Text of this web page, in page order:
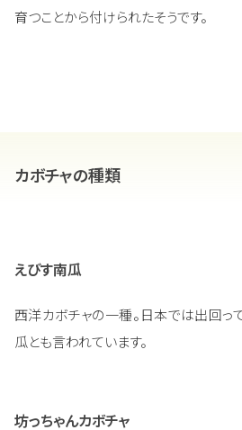
育つことから付けられたそうです。
カボチャの種類
えびす南瓜
西洋カボチャの一種。日本では出回っ
瓜とも言われています。
坊っちゃんカボチャ